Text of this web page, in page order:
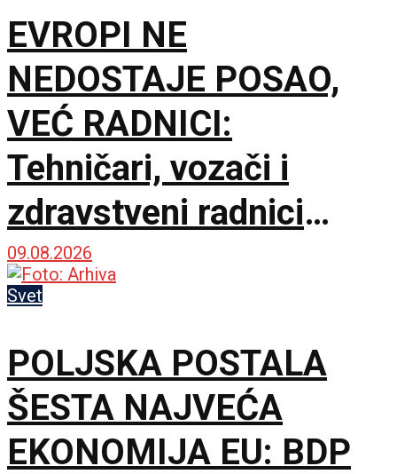
stonog grožđa
EVROPI NE
NEDOSTAJE POSAO,
VEĆ RADNICI:
Tehničari, vozači i
zdravstveni radnici
među najtraženijima
09.08.2026
Svet
POLJSKA POSTALA
ŠESTA NAJVEĆA
EKONOMIJA EU: BDP